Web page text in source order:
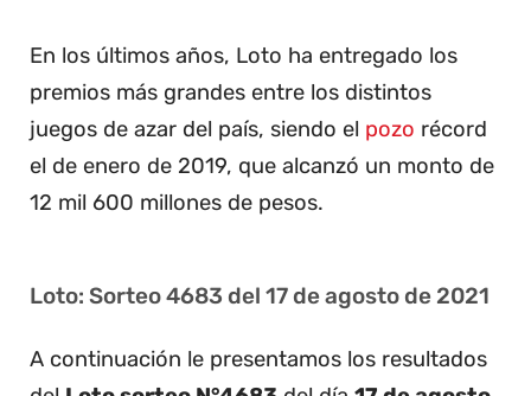
En los últimos años, Loto ha entregado los
premios más grandes entre los distintos
juegos de azar del país, siendo el pozo récord
el de enero de 2019, que alcanzó un monto de
12 mil 600 millones de pesos.
Loto: Sorteo 4683 del 17 de agosto de 2021
A continuación le presentamos los resultados